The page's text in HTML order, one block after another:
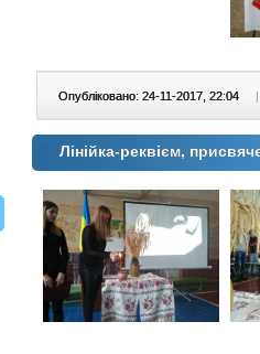
Опубліковано: 24-11-2017, 22:04 |
Лінійка-реквієм,